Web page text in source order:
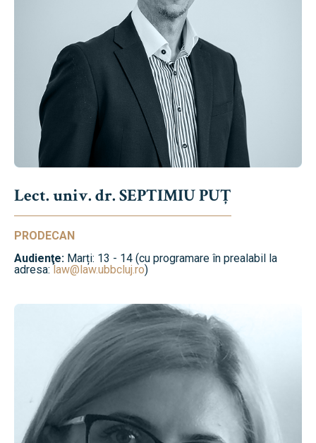
Lect. univ. dr. SEPTIMIU PUȚ
PRODECAN
Audienţe: Marți: 13 - 14 (cu programare în prealabil la
adresa:law@law.ubbcluj.ro)